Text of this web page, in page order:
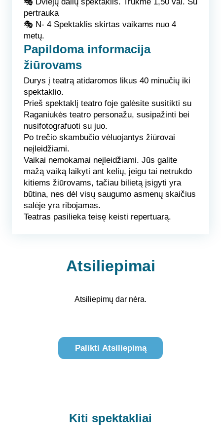
🎭 Dviejų dalių spektaklis. Trukmė 1,50 val. Su
pertrauka
🎭 N- 4 Spektaklis skirtas vaikams nuo 4
metų.
Papildoma informacija
žiūrovams
Durys į teatrą atidaromos likus 40 minučių iki
spektaklio.
Prieš spektaklį teatro foje galėsite susitikti su
Raganiukės teatro personažu, susipažinti bei
nusifotografuoti su juo.
Po trečio skambučio vėluojantys žiūrovai
neįleidžiami.
Vaikai nemokamai neįleidžiami. Jūs galite
mažą vaiką laikyti ant kelių, jeigu tai netrukdo
kitiems žiūrovams, tačiau bilietą įsigyti yra
būtina, nes dėl visų saugumo asmenų skaičius
salėje yra ribojamas.
Teatras pasilieka teisę keisti repertuarą.
Atsiliepimai
Atsiliepimų dar nėra.
Palikti Atsiliepimą
Kiti spektakliai